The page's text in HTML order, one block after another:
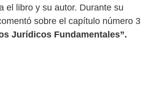
el libro y su autor. Durante su
sobre el capítulo número 3
Jurídicos Fundamentales”.